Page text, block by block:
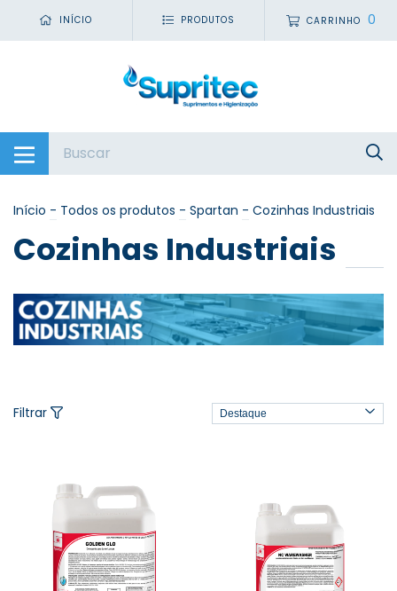
INÍCIO PRODUTOS CARRINHO 0
Início - Todos os produtos - Spartan - Cozinhas Industriais
Cozinhas Industriais
Filtrar